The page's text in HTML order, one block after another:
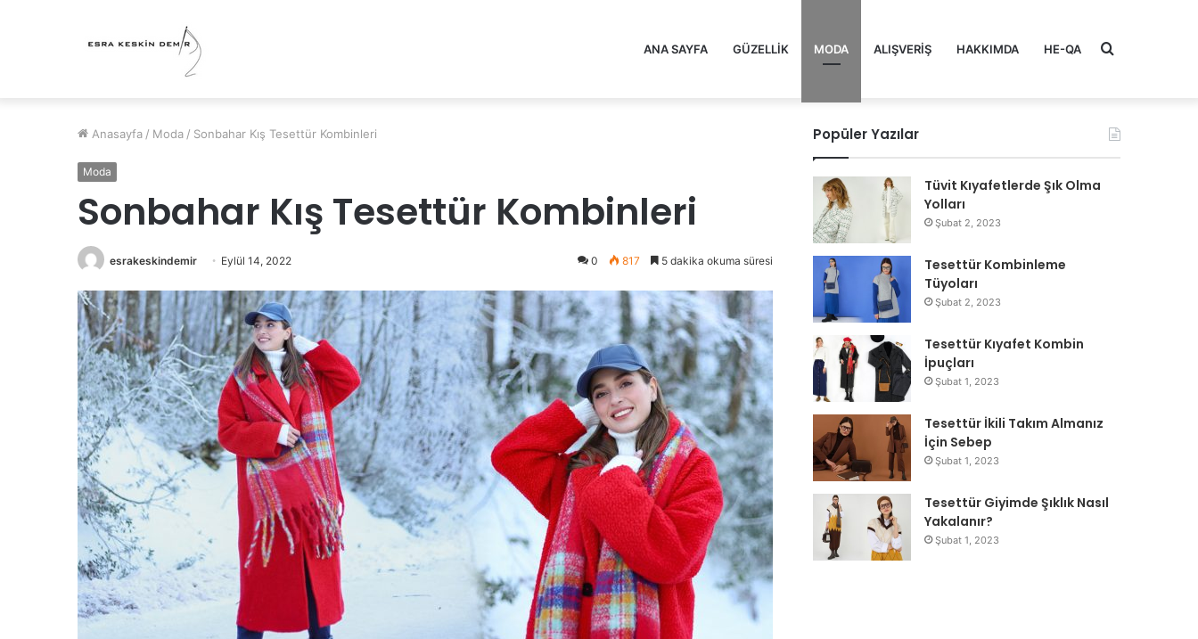
ANA SAYFA GÜZELLIK MODA ALIŞVERIŞ HAKKIMDA HE-QA Arama
Anasayfa / Moda / Sonbahar Kış Tesettür Kombinleri
Moda
Sonbahar Kış Tesettür Kombinleri
esrakeskindemir Eylül 14, 2022 0 817 5 dakika okuma süresi
Popüler Yazılar
Tüvit Kıyafetlerde Şık Olma
Yolları
Şubat 2, 2023
Tesettür Kombinleme
Tüyoları
Şubat 2, 2023
Tesettür Kıyafet Kombin
İpuçları
Şubat 1, 2023
Tesettür İkili Takım Almanız
İçin Sebep
Şubat 1, 2023
Tesettür Giyimde Şıklık Nasıl
Yakalanır?
Şubat 1, 2023